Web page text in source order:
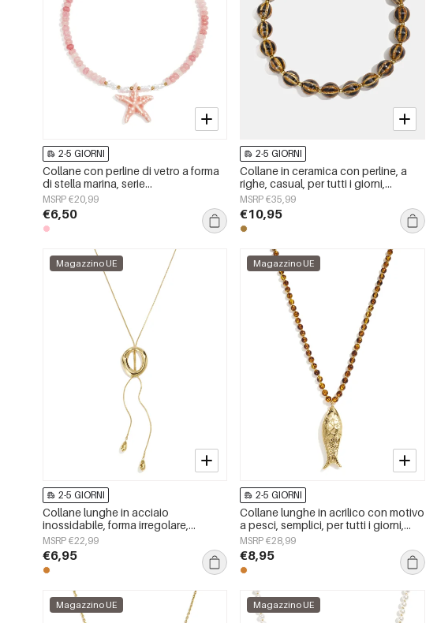
2-5 GIORNI
Collane con perline di vetro a forma
di stella marina, serie
&quot;Vacanze/Spiaggia
Romantica&quot;, gioielli da donna.
MSRP €20,99
€6,50
2-5 GIORNI
Collane in ceramica con perline, a
righe, casual, per tutti i giorni,
semplici, gioielli da donna
MSRP €35,99
€10,95
Magazzino UE
2-5 GIORNI
Collane lunghe in acciaio
inossidabile, forma irregolare,
semplici, serie Simple Daily, gioielli
da donna
MSRP €22,99
€6,95
Magazzino UE
2-5 GIORNI
Collane lunghe in acrilico con motivo
a pesci, semplici, per tutti i giorni,
della serie Simple, gioielli da donna.
MSRP €28,99
€8,95
Magazzino UE Magazzino UE